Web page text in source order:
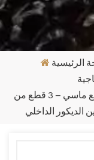
الرئيسية
طقم برطمانات زجاجية كهرمانية أنيقة بقطع ماسي – 3 قطع من
الديكور الداخلي